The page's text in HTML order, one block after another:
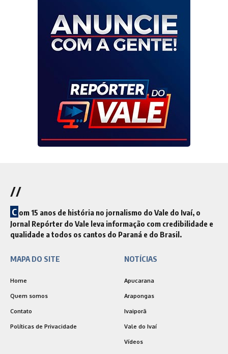
//
C om 15 anos de história no jornalismo do Vale do Ivaí, o
Jornal Repórter do Vale leva informação com credibilidade e
qualidade a todos os cantos do Paraná e do Brasil.
MAPA DO SITE
Home
Quem somos
Contato
Políticas de Privacidade
NOTÍCIAS
Apucarana
Arapongas
Ivaiporã
Vale do Ivaí
Vídeos